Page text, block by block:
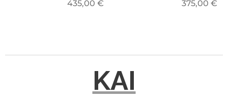
435,00 € 375,00 €
KAI